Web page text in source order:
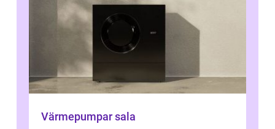
Värmepumpar sala